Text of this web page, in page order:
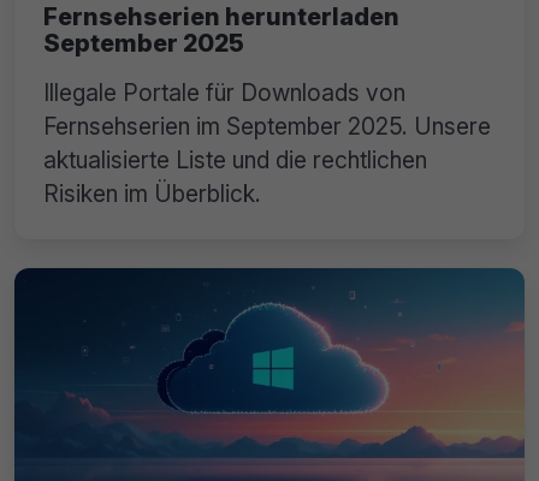
Fernsehserien herunterladen
September 2025
Illegale Portale für Downloads von
Fernsehserien im September 2025. Unsere
aktualisierte Liste und die rechtlichen
Risiken im Überblick.